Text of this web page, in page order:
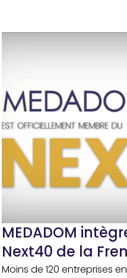
MEDADOM
Next40 de la
Moins de 120 entreprises